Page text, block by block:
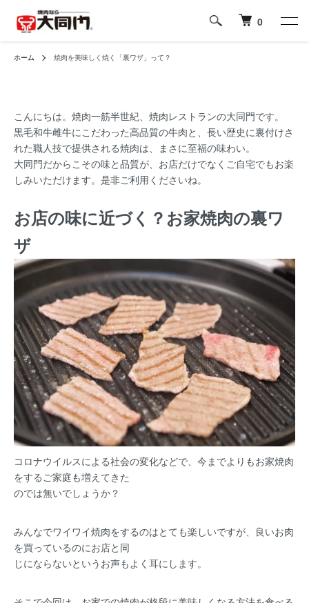
0
ホーム 焼肉を美味しく焼く「裏ワザ」って？
こんにちは。焼肉一筋半世紀、焼肉レストランの大同門です。
黒毛和牛雌牛にこだわった高品質の牛肉と、長い歴史に裏付けさ
れた職人技で提供される焼肉は、まさに至福の味わい。
大同門だからこその味と品質が、お店だけでなくご自宅でもお楽
しみいただけます。是非ご利用くださいね。
お店の味に近づく？お家焼肉の裏ワ
ザ
コロナウイルスによる社会の変化などで、今までよりもお家焼肉
をするご家庭も増えてきた
のでは無いでしょうか？
みんなでワイワイ焼肉をするのはとても楽しいですが、良いお肉
を買っているのにお店と同
じにならないというお声もよく耳にします。